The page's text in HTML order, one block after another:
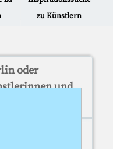
zu Künstlern
oder
und